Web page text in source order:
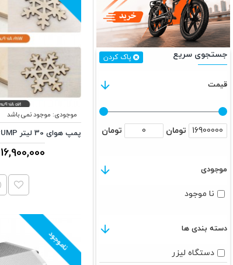
جستجوی سریع پاک کردن
قیمت
تومان تومان
دسته بندی ها
دستگاه لیزر
موجودی
نا موجود
موجودی: موجود نمی باشد
پمپ هوای 30 لیتر ALGOLASER AIR PUMP
16,900,000 تومان
ناموجود